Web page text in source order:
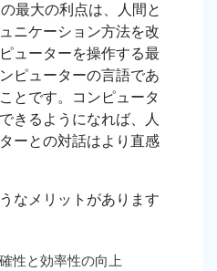
最大の利点は、人間と
ニケーション方法を改
ューターを操作する最
ピューターの言語であ
とです。コンピュータ
きるようになれば、人
ーとの対話はより直感
なメリットがあります
性と効率性の向上